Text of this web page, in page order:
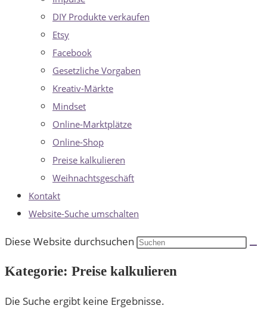
DIY Produkte verkaufen
Etsy
Facebook
Gesetzliche Vorgaben
Kreativ-Märkte
Mindset
Online-Marktplätze
Online-Shop
Preise kalkulieren
Weihnachtsgeschäft
Kontakt
Website-Suche umschalten
Diese Website durchsuchen
Kategorie: Preise kalkulieren
Die Suche ergibt keine Ergebnisse.